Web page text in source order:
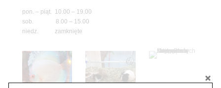
pon. – piąt. 10.00 – 19.00
sob. 8.00 – 15.00
niedz. zamknięte